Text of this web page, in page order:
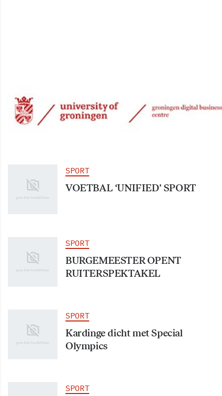
WEINIG TAALPROBLEMEN BIJ
SPORT
VOETBAL ‘UNIFIED’ SPORT
SPORT
BURGEMEESTER OPENT
RUITERSPEKTAKEL
SPORT
Kardinge dicht met Special
Olympics
SPORT